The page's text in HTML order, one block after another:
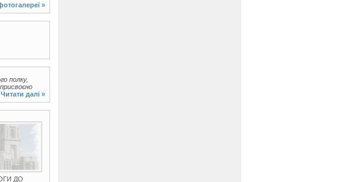
»
полку,
Читати далі »
ДО